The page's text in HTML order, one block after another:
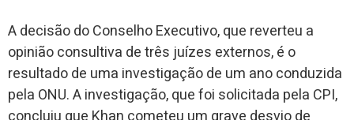
A decisão do Conselho Executivo, que reverteu a
opinião consultiva de três juízes externos, é o
resultado de uma investigação de um ano conduzida
pela ONU. A investigação, que foi solicitada pela CPI,